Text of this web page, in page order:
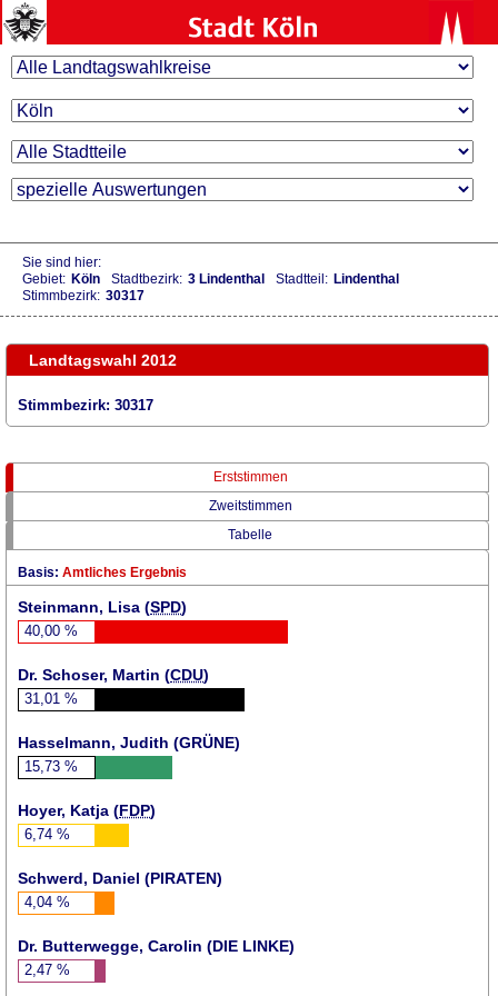
Sie sind hier:
Gebiet: Köln Stadtbezirk: 3 Lindenthal Stadtteil: Lindenthal
Stimmbezirk: 30317
Landtagswahl 2012
Stimmbezirk: 30317
Erststimmen
Zweitstimmen
Tabelle
Basis: Amtliches Ergebnis
Steinmann, Lisa (SPD)
40,00 %
Dr. Schoser, Martin (CDU)
31,01 %
Hasselmann, Judith (GRÜNE)
15,73 %
Hoyer, Katja (FDP)
6,74 %
Schwerd, Daniel (PIRATEN)
4,04 %
Dr. Butterwegge, Carolin (DIE LINKE)
2,47 %